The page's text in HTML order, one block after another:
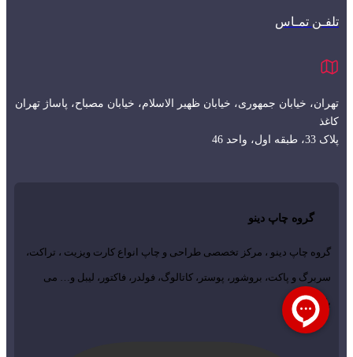
تلفـن تمـاس
تهران، خیابان جمهوری، خیابان ظهیر الاسلام، خیابان مصباح، پاساژ تهران
کاغذ
پلاک 33، طبقه اول، واحد 46
گروه چاپ دینو
گروه چاپ دینو ، مرکز تخصصی طراحی و چاپ انواع کارت ویزیت ، تراکت،
سربرگ و پاکت، بروشور، پوستر، کاتالوگ، فولدر، فاکتور، لیبل و… می
باشد...